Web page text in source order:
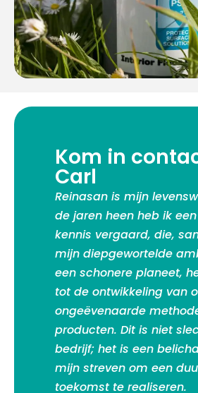
Kom in
Carl
Reinasan is mijn
de jaren heen heb ik
kennis vergaard, die,
mijn diepgewortelde
een schonere planeet,
tot de ontwikkeling van
ongeëvenaarde
producten. Dit is niet
bedrijf; het is een
mijn streven om een
toekomst te realiseren.